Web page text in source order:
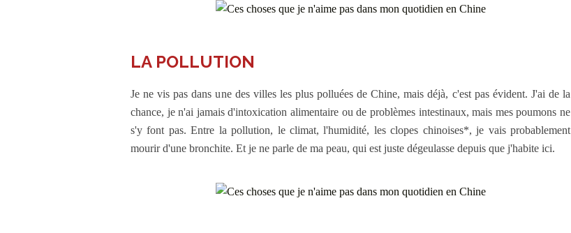
LA POLLUTION
Je ne vis pas dans une des villes les plus polluées de Chine, mais déjà, c'est pas évident. J'ai de la
chance, je n'ai jamais d'intoxication alimentaire ou de problèmes intestinaux, mais mes poumons ne
s'y font pas. Entre la pollution, le climat, l'humidité, les clopes chinoises*, je vais probablement
mourir d'une bronchite. Et je ne parle de ma peau, qui est juste dégeulasse depuis que j'habite ici.